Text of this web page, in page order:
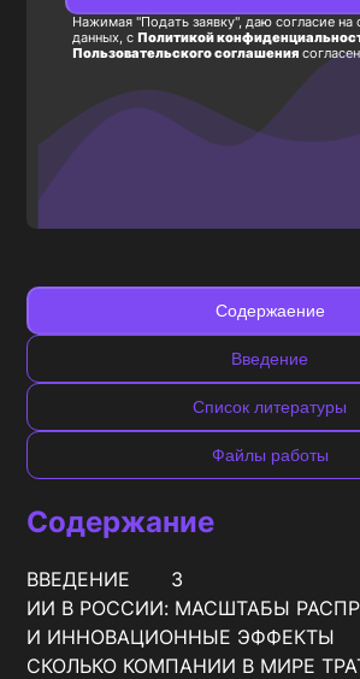
Нажимая "Подать заявку", даю согласие на
данных, с Политикой
Пользовательского соглашения
Содержаение
Введение
Список литературы
Файлы работы
Содержание
ВВЕДЕНИЕ	3
ИИ В РОССИИ: МАСШТАБЫ
И ИННОВАЦИОННЫЕ ЭФФЕКТЫ	4
СКОЛЬКО КОМПАНИИ В МИРЕ